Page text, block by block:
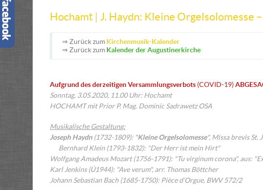
Hochamt | J. Haydn: Kleine Orgelsolomesse
⇒ Zurück zum Kirchenmusik-Kalender
⇒ Zurück zum Kalender der Augustinerkirche
Aufgrund des derzeitigen Versammlungsverbots (COVID-19)
Sonntag, 3.05.2020, 11.00 Uhr: Hochamt
HOCHAMT mit Prior P. Mag. Dominic Sadrawetz OSA
Musikalische Gestaltung:
Joseph Haydn(1732-1809): "Kleine Orgelsolomesse", Missa
Bernhard Klein (1793-1832): "Der Herr ist mein Hirt"
Wolfgang Amadeus Mozart (1756-1791): "Tu virginum corona", aus:
Karl Jenkins (Ú1944): "Ave verum", arr. Thomas Böttcher
Johann Sebastian Bach (1685-1750): Pièce d’Orgue, BWV 572/2